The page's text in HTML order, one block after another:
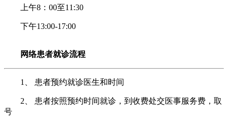
上午8：00至11:30
下午13:00-17:00
网络患者就诊流程
1、 患者预约就诊医生和时间
2、 患者按照预约时间就诊，到收费处交医事服务费，取
号